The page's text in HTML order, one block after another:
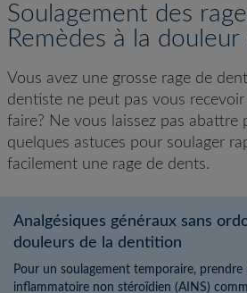
Soulagement des
Remèdes à la
Vous avez une grosse rage de
dentiste ne peut pas vous
faire? Ne vous laissez pas abattre
quelques astuces pour soulager
facilement une rage de dents.
Analgésiques généraux sans
douleurs de la dentition
Pour un soulagement temporaire,
inflammatoire non stéroïdien (AINS)